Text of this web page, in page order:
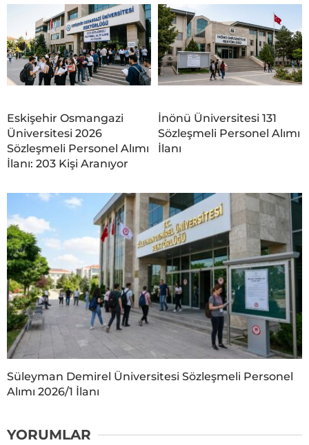
Eskişehir Osmangazi
Üniversitesi 2026
Sözleşmeli Personel Alımı
İlanı: 203 Kişi Aranıyor
İnönü Üniversitesi 131
Sözleşmeli Personel Alımı
İlanı
Süleyman Demirel Üniversitesi Sözleşmeli Personel
Alımı 2026/1 İlanı
YORUMLAR